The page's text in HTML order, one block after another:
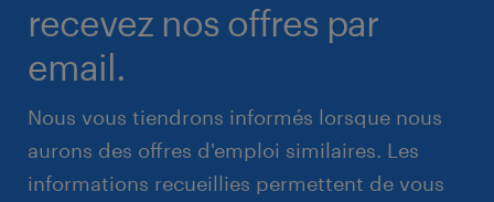
recevez nos offres par
email.
Nous vous tiendrons informés lorsque nous
aurons des offres d'emploi similaires. Les
informations recueillies permettent de vous